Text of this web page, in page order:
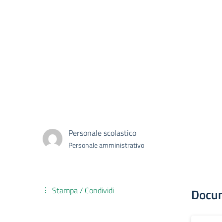
Personale scolastico
Personale amministrativo
Stampa / Condividi